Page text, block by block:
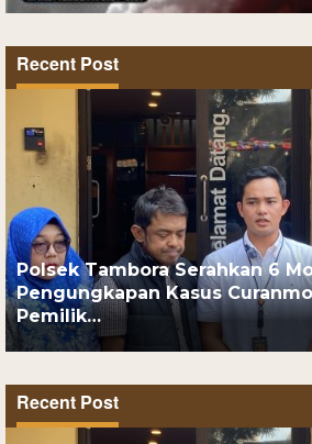
Recent Post
Polsek Tambora Serahkan 6
Pengungkapan Kasus
Pemilik…
Recent Post